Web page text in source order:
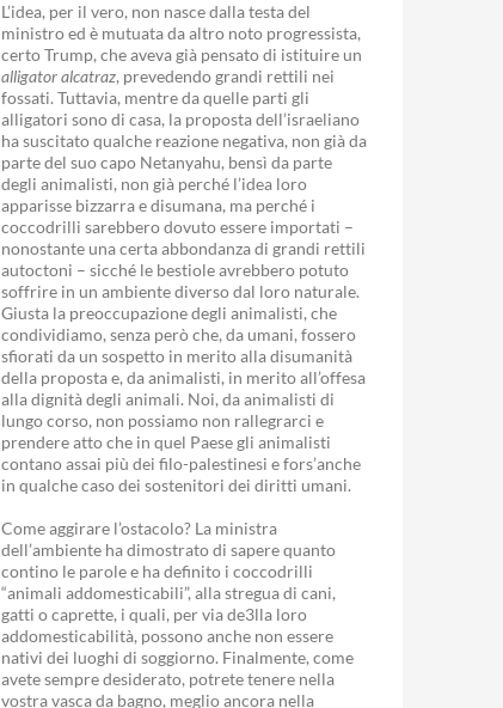
L’idea, per il vero, non nasce dalla testa del
ministro ed è mutuata da altro noto progressista,
certo Trump, che aveva già pensato di istituire un
alligator alcatraz, prevedendo grandi rettili nei
fossati. Tuttavia, mentre da quelle parti gli
alligatori sono di casa, la proposta dell’israeliano
ha suscitato qualche reazione negativa, non già da
parte del suo capo Netanyahu, bensì da parte
degli animalisti, non già perché l’idea loro
apparisse bizzarra e disumana, ma perché i
coccodrilli sarebbero dovuto essere importati –
nonostante una certa abbondanza di grandi rettili
autoctoni – sicché le bestiole avrebbero potuto
soffrire in un ambiente diverso dal loro naturale.
Giusta la preoccupazione degli animalisti, che
condividiamo, senza però che, da umani, fossero
sfiorati da un sospetto in merito alla disumanità
della proposta e, da animalisti, in merito all’offesa
alla dignità degli animali. Noi, da animalisti di
lungo corso, non possiamo non rallegrarci e
prendere atto che in quel Paese gli animalisti
contano assai più dei filo-palestinesi e fors’anche
in qualche caso dei sostenitori dei diritti umani.
Come aggirare l’ostacolo? La ministra
dell’ambiente ha dimostrato di sapere quanto
contino le parole e ha definito i coccodrilli
“animali addomesticabili”, alla stregua di cani,
gatti o caprette, i quali, per via de3lla loro
addomesticabilità, possono anche non essere
nativi dei luoghi di soggiorno. Finalmente, come
avete sempre desiderato, potrete tenere nella
vostra vasca da bagno, meglio ancora nella